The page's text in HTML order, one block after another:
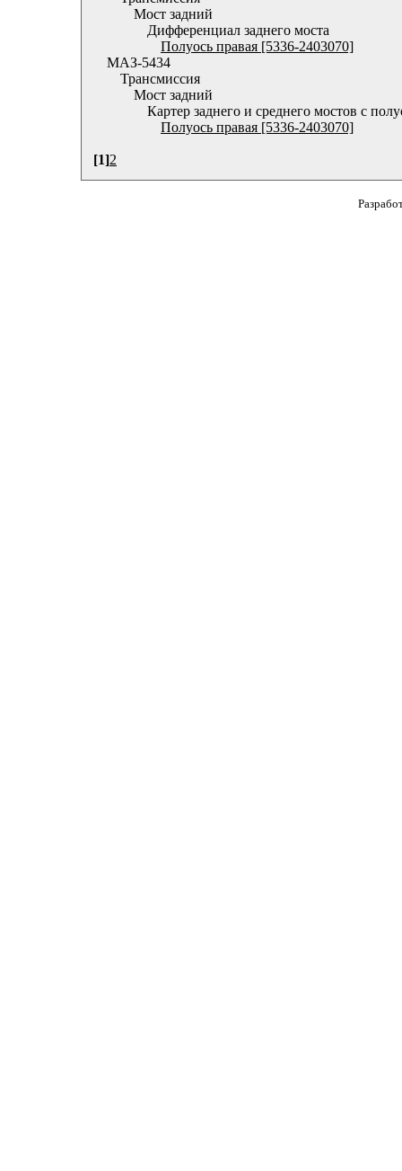
Мост задний
Дифференциал заднего моста
Полуось правая [5336-2403070]
МАЗ-5434
Трансмиссия
Мост задний
Картер заднего и среднего мостов с
Полуось правая [5336-2403070]
[1]2